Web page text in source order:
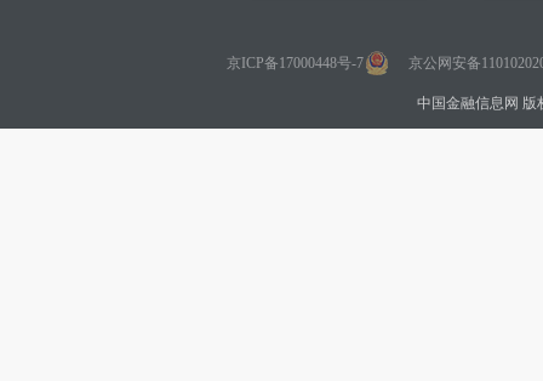
京ICP备17000448号-7 京公网安备
中国金融信息网 版